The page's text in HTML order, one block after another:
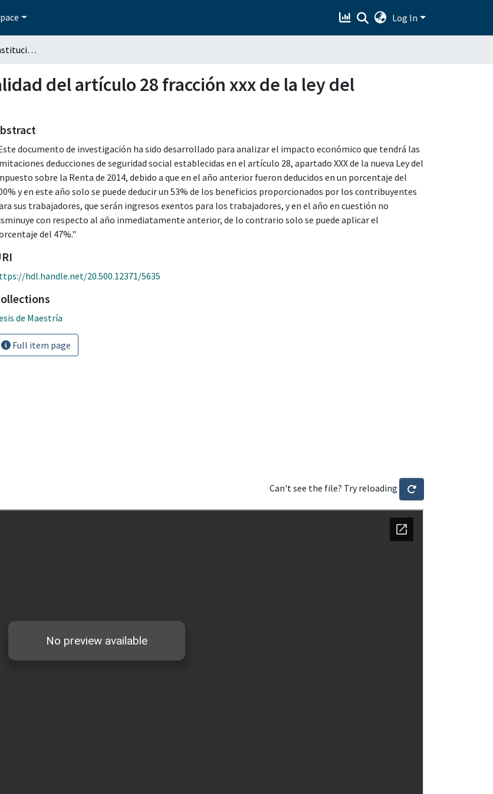
Log In
Propuesta de inconstitucionalidad del artículo 28 fracción xxx de la ley del impuesto sobre la renta 2014
del artículo 28 fracción xxx de la ley del
documento de investigación ha sido desarrollado para analizar el impacto económico que tendrá las
deducciones de seguridad social establecidas en el artículo 28, apartado XXX de la nueva Ley del
sobre la Renta de 2014, debido a que en el año anterior fueron deducidos en un porcentaje del
y en este año solo se puede deducir un 53% de los beneficios proporcionados por los contribuyentes
sus trabajadores, que serán ingresos exentos para los trabajadores, y en el año en cuestión no
con respecto al año inmediatamente anterior, de lo contrario solo se puede aplicar el
del 47%."
hdl.handle.net/20.500.12371/5635
de Maestría
Full item page
Can't see the file? Try reloading